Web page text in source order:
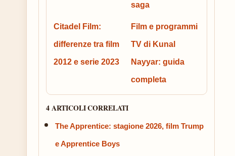
saga
Citadel Film:
differenze tra film
2012 e serie 2023
Film e programmi
TV di Kunal
Nayyar: guida
completa
4 ARTICOLI CORRELATI
The Apprentice: stagione 2026, film Trump
e Apprentice Boys